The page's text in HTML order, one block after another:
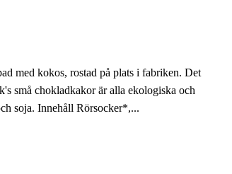
med kokos, rostad på plats i fabriken. Det
små chokladkakor är alla ekologiska och
soja. Innehåll Rörsocker*,...